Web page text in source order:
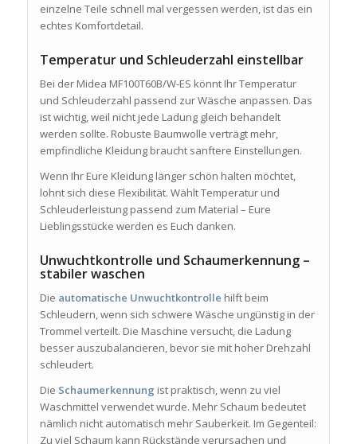
einzelne Teile schnell mal vergessen werden, ist das ein
echtes Komfortdetail.
Temperatur und Schleuderzahl einstellbar
Bei der Midea MF100T60B/W-ES könnt Ihr Temperatur
und Schleuderzahl passend zur Wäsche anpassen. Das
ist wichtig, weil nicht jede Ladung gleich behandelt
werden sollte. Robuste Baumwolle verträgt mehr,
empfindliche Kleidung braucht sanftere Einstellungen.
Wenn Ihr Eure Kleidung länger schön halten möchtet,
lohnt sich diese Flexibilität. Wählt Temperatur und
Schleuderleistung passend zum Material – Eure
Lieblingsstücke werden es Euch danken.
Unwuchtkontrolle und Schaumerkennung –
stabiler waschen
Die automatische Unwuchtkontrolle hilft beim
Schleudern, wenn sich schwere Wäsche ungünstig in der
Trommel verteilt. Die Maschine versucht, die Ladung
besser auszubalancieren, bevor sie mit hoher Drehzahl
schleudert.
Die Schaumerkennung ist praktisch, wenn zu viel
Waschmittel verwendet wurde. Mehr Schaum bedeutet
nämlich nicht automatisch mehr Sauberkeit. Im Gegenteil:
Zu viel Schaum kann Rückstände verursachen und